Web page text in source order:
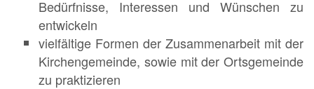
Bedürfnisse, Interessen und Wünschen zu
entwickeln
vielfältige Formen der Zusammenarbeit mit der
Kirchengemeinde, sowie mit der Ortsgemeinde
zu praktizieren